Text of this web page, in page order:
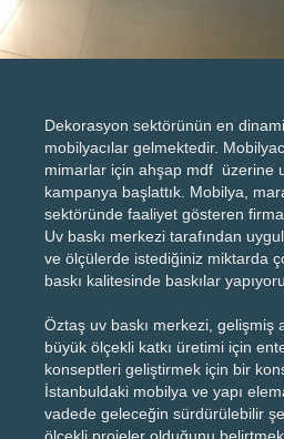
Dekorasyon sektörünün en
mobilyacılar gelmektedir.
mimarlar için ahşap mdf üzerine
kampanya başlattık. Mobilya,
sektöründe faaliyet gösteren
Uv baskı merkezi tarafından
ve ölçülerde istediğiniz miktarda
baskı kalitesinde baskılar
Öztaş uv baskı merkezi, gelişmiş
büyük ölçekli katkı üretimi için
konseptleri geliştirmek için bir
İstanbuldaki mobilya ve yapı
vadede geleceğin sürdürülebilir